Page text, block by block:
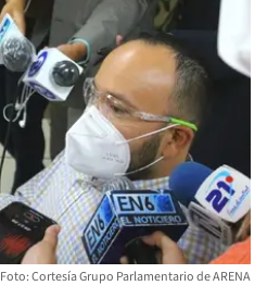
Foto: Cortesía Grupo Parlamentario de ARENA